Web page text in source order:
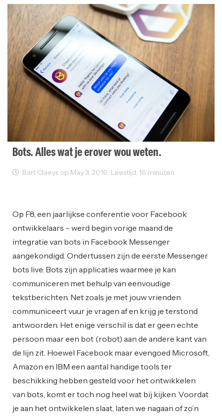
Bots. Alles wat je erover wou weten.
Bart Claeys op May 3, 2016 · Leestijd: 16 minuten
Op F8, een jaarlijkse conferentie voor Facebook
ontwikkelaars – werd begin vorige maand de
integratie van bots in Facebook Messenger
aangekondigd. Ondertussen zijn de eerste Messenger
bots live. Bots zijn applicaties waarmee je kan
communiceren met behulp van eenvoudige
tekstberichten. Net zoals je met jouw vrienden
communiceert vuur je vragen af en krijg je terstond
antwoorden. Het enige verschil is dat er geen echte
persoon maar een bot (robot) aan de andere kant van
de lijn zit. Hoewel Facebook maar evengoed Microsoft,
Amazon en IBM een aantal handige tools ter
beschikking hebben gesteld voor het ontwikkelen
van bots, komt er toch nog heel wat bij kijken. Voordat
je aan het ontwikkelen slaat, laten we nagaan of zo’n